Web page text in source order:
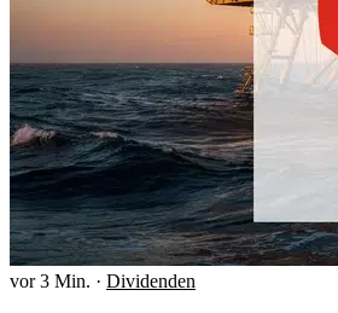
vor 3 Min. · Dividenden